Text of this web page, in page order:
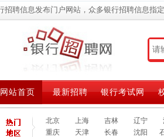
招聘信息发布门户网站，众多银行招聘信息指定
网站首页 最新招聘 银行考试网
北京 上海 吉林 辽宁
重庆
天津 长春 沈阳